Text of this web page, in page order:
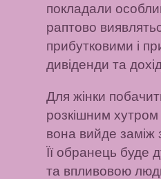
покладали
раптово
прибутковими і
дивіденди та
Для жінки
розкішним
вона вийде заміж
Її обранець
та впливовою